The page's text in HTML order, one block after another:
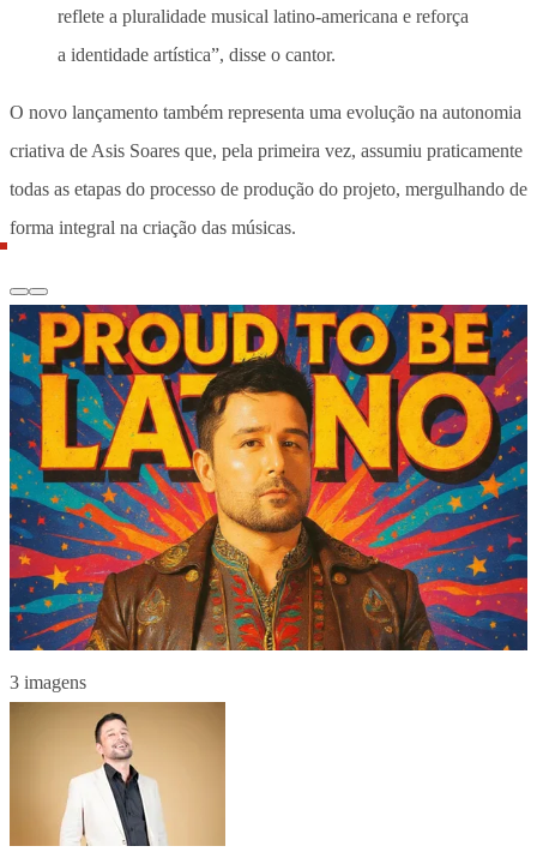
reflete a pluralidade musical latino-americana e reforça
a identidade artística”, disse o cantor.
O novo lançamento também representa uma evolução na autonomia
criativa de Asis Soares que, pela primeira vez, assumiu praticamente
todas as etapas do processo de produção do projeto, mergulhando de
forma integral na criação das músicas.
3 imagens